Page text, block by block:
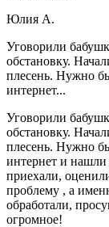
Юлия А.
Уговорили
обстановку.
плесень. Нужно
интернет...
Уговорили
обстановку.
плесень. Нужно
интернет и
приехали,
проблему , а
обработали,
огромное!